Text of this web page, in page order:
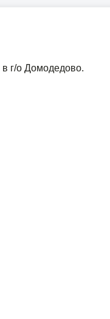
в г/о Домодедово.